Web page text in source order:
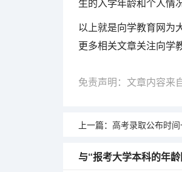
以上就是向学教育网为
更多相关文章关注向学
免责声明：文章内容来
上一篇： 高考录取公布时间一般是几
与“报考大学本科的年